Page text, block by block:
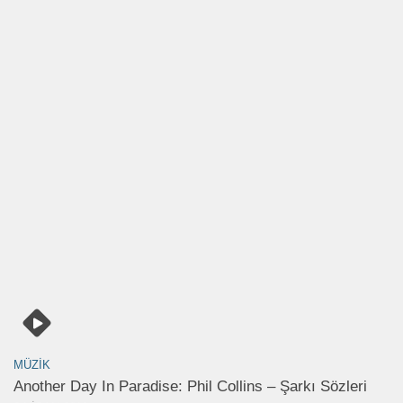
MÜZIK
Another Day In Paradise: Phil Collins – Şarkı Sözleri